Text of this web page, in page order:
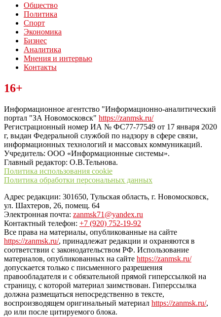
Общество
Политика
Спорт
Экономика
Бизнес
Аналитика
Мнения и интервью
Контакты
Читайте последние новости дня в Тульской области на сайте
“ЗаНовомосковск”
16+
Информационное агентство "Информационно-аналитический
портал "ЗА Новомосковск" https://zanmsk.ru/
Регистрационный номер ИА № ФС77-77549 от 17 января 2020
г, выдан Федеральной службой по надзору в сфере связи,
информационных технологий и массовых коммуникаций.
Учредитель: ООО «Информационные системы».
Главный редактор: О.В.Тельнова.
Политика использования cookie
Политика обработки персональных данных
Адрес редакции: 301650, Тульская область, г. Новомосковск,
ул. Шахтеров, 26, помещ. 64
Электронная почта: zanmsk71@yandex.ru
Контактный телефон: +7 (920) 752-19-92
Все права на материалы, опубликованные на сайте
https://zanmsk.ru/, принадлежат редакции и охраняются в
соответствии с законодательством РФ. Использование
материалов, опубликованных на сайте https://zanmsk.ru/
допускается только с письменного разрешения
правообладателя и с обязательной прямой гиперссылкой на
страницу, с которой материал заимствован. Гиперссылка
должна размещаться непосредственно в тексте,
воспроизводящем оригинальный материал https://zanmsk.ru/,
до или после цитируемого блока.